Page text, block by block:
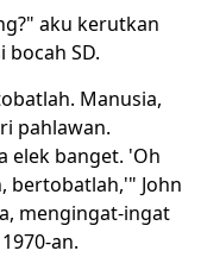
aku kerutkan
SD.
Manusia,
pahlawan.
elek banget. 'Oh
bertobatlah,'" John
mengingat-ingat
an.